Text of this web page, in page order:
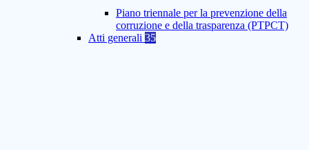
Piano triennale per la prevenzione della
corruzione e della trasparenza (PTPCT)
Atti generali 35